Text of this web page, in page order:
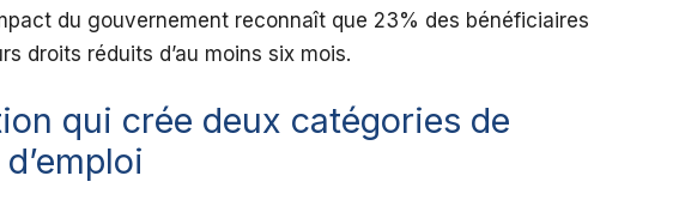
du gouvernement reconnaît que 23% des bénéficiaires
droits réduits d’au moins six mois.
qui crée deux catégories de